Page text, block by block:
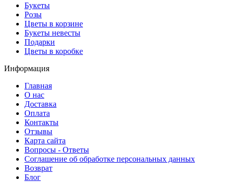
Букеты
Розы
Цветы в корзине
Букеты невесты
Подарки
Цветы в коробке
Информация
Главная
О нас
Доставка
Оплата
Контакты
Отзывы
Карта сайта
Вопросы - Ответы
Соглашение об обработке персональных данных
Возврат
Блог